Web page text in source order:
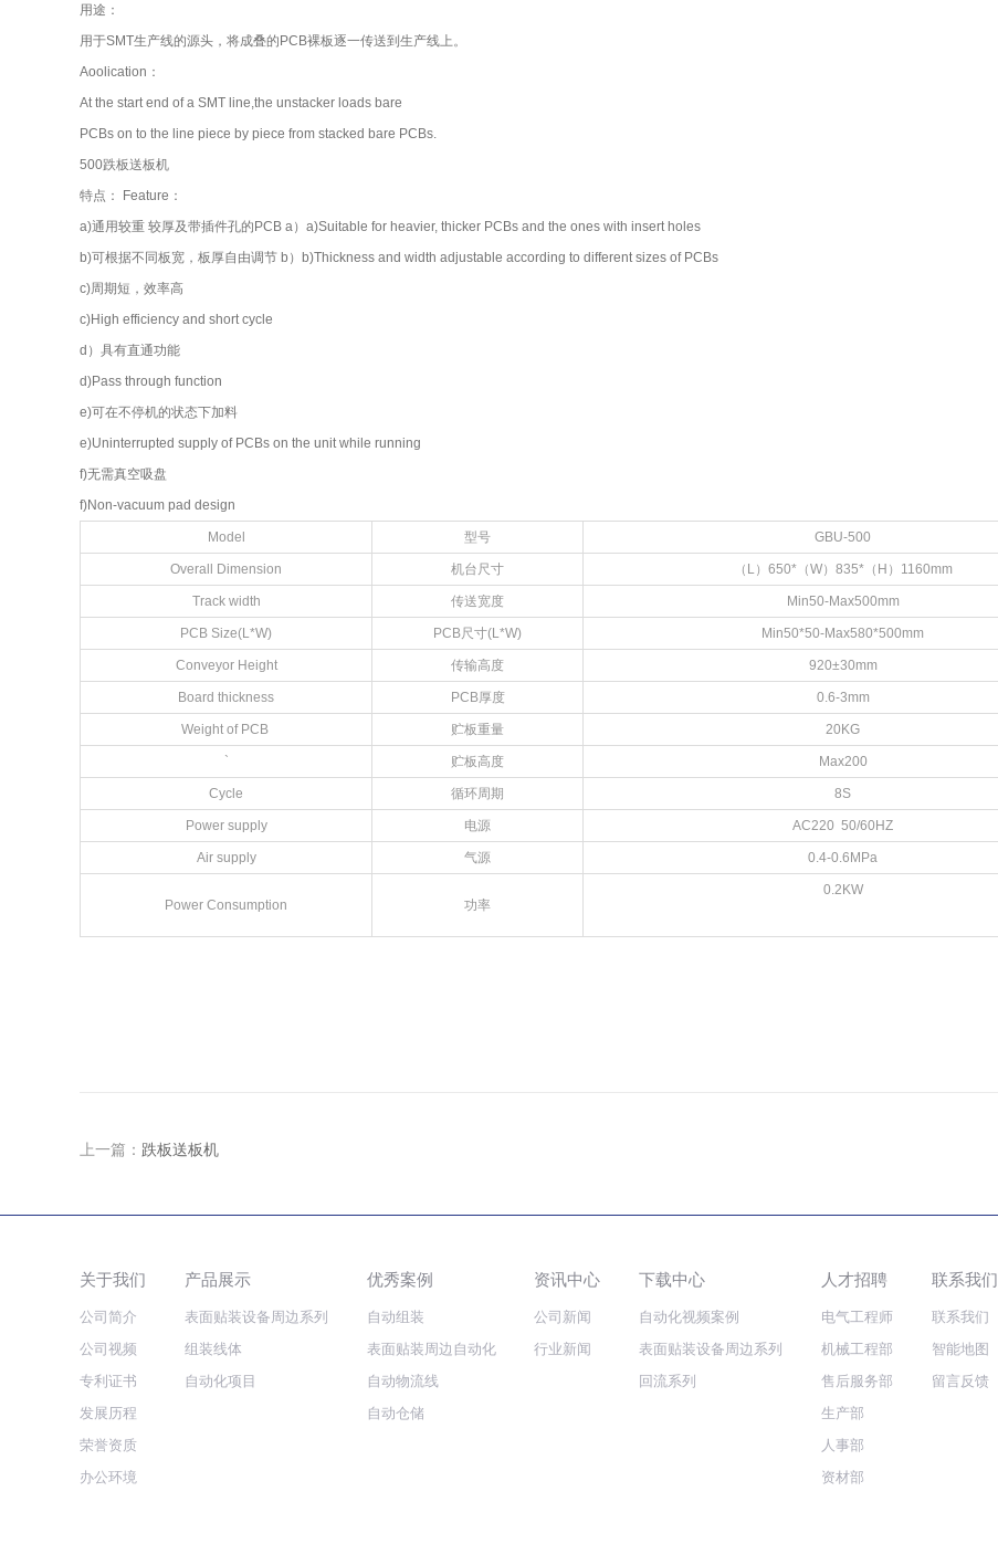
用途：
用于SMT生产线的源头，将成叠的PCB裸板逐一传送到生产线上。
Aoolication：
At the start end of a SMT line,the unstacker loads bare
PCBs on to the line piece by piece from stacked bare PCBs.
500跌板送板机
特点： Feature：
a)通用较重 较厚及带插件孔的PCB a）a)Suitable for heavier, thicker PCBs and the ones with insert holes
b)可根据不同板宽，板厚自由调节 b）b)Thickness and width adjustable according to different sizes of PCBs
c)周期短，效率高
c)High efficiency and short cycle
d）具有直通功能
d)Pass through function
e)可在不停机的状态下加料
e)Uninterrupted supply of PCBs on the unit while running
f)无需真空吸盘
f)Non-vacuum pad design
Model 型号 GBU-500
Overall Dimension 机台尺寸 （L）650*（W）835*（H）1160mm
Track width 传送宽度 Min50-Max500mm
PCB Size(L*W) PCB尺寸(L*W) Min50*50-Max580*500mm
Conveyor Height 传输高度 920±30mm
Board thickness PCB厚度 0.6-3mm
Weight of PCB 贮板重量 20KG
` 贮板高度 Max200
Cycle 循环周期 8S
Power supply 电源 AC220 50/60HZ
Air supply 气源 0.4-0.6MPa
Power Consumption 功率
0.2KW
上一篇： 跌板送板机
关于我们
公司简介
公司视频
专利证书
发展历程
荣誉资质
办公环境
产品展示
表面贴装设备周边系列
组装线体
自动化项目
优秀案例
自动组装
表面贴装周边自动化
自动物流线
自动仓储
资讯中心
公司新闻
行业新闻
下载中心
自动化视频案例
表面贴装设备周边系列
回流系列
人才招聘
电气工程师
机械工程部
售后服务部
生产部
人事部
资材部
联系我们
联系我们
智能地图
留言反馈